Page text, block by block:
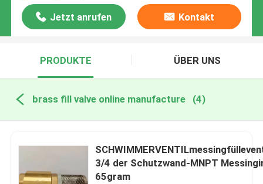
Jetzt anrufen Kontakt
PRODUKTE ÜBER UNS
brass fill valve online manufacture (4)
3/4 der Schutzwand-MNPT
65gram